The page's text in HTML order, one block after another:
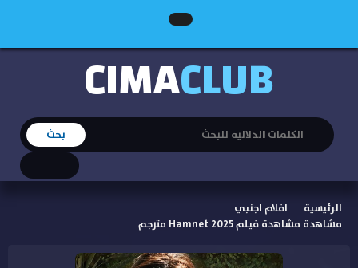
CIMACLUB
الرئيسية
افلام اجنبي
مشاهدة مشاهدة فيلم Hamnet 2025 مترجم